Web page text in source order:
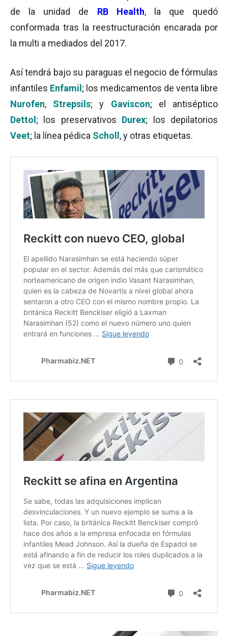
de la unidad de RB Health, la que quedó
conformada tras la reestructuración encarada por
la multi a mediados del 2017.
Así tendrá bajo su paraguas el negocio de fórmulas
infantiles Enfamil ; los medicamentos de venta libre
Nurofen, Strepsils; y Gaviscon; el antiséptico
Dettol ; los preservativos Durex; los depilatorios
Veet; la línea pédica Scholl , y otras etiquetas.